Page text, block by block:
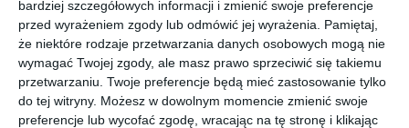
bardziej szczegółowych informacji i zmienić swoje preferencje
przed wyrażeniem zgody lub odmówić jej wyrażenia.
Pamiętaj,
że niektóre rodzaje przetwarzania danych osobowych mogą nie
wymagać Twojej zgody, ale masz prawo sprzeciwić się takiemu
przetwarzaniu. Twoje preferencje będą mieć zastosowanie tylko
do tej witryny. Możesz w dowolnym momencie zmienić swoje
preferencje lub wycofać zgodę, wracając na tę stronę i klikając
DODAJ DO ULUBIONYCH
UDOSTĘPNIJ
Pozostałe zdjęcia w projekcie:Wnętrza z
wykorzystaniem farb MAGNAT